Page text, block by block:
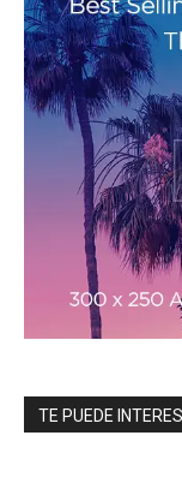
TE PUEDE